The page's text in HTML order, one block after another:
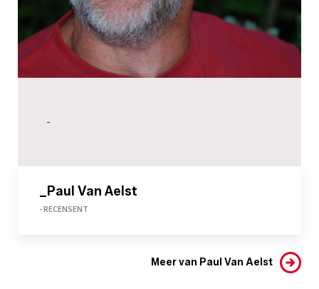
-
_Paul Van Aelst
- RECENSENT
Meer van Paul Van Aelst